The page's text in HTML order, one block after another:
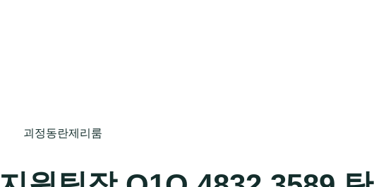
괴정동란제리룸